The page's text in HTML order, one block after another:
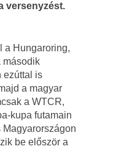
versenyzést.
a Hungaroring,
második
ezúttal is
a magyar
a WTCR,
kupa futamain
Magyarországon
be először a